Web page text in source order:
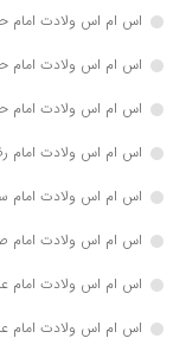
اس ام اس ولادت
اس ام اس ولادت
اس ام اس ولادت
اس ام اس ولادت امام
اس ام اس ولادت امام
اس ام اس ولادت امام
اس ام اس ولادت امام
اس ام اس ولادت امام